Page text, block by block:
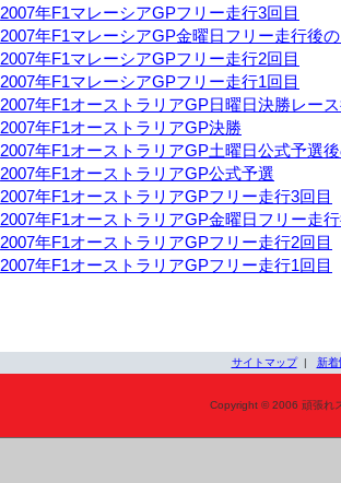
2007年F1マレーシアGPフリー走行3回目
2007年F1マレーシアGP金曜日フリー走行後
2007年F1マレーシアGPフリー走行2回目
2007年F1マレーシアGPフリー走行1回目
2007年F1オーストラリアGP日曜日決勝レー
2007年F1オーストラリアGP決勝
2007年F1オーストラリアGP土曜日公式予選
2007年F1オーストラリアGP公式予選
2007年F1オーストラリアGPフリー走行3回目
2007年F1オーストラリアGP金曜日フリー走
2007年F1オーストラリアGPフリー走行2回目
2007年F1オーストラリアGPフリー走行1回目
サイトマップ| 新着
Copyright © 2006 頑張れ